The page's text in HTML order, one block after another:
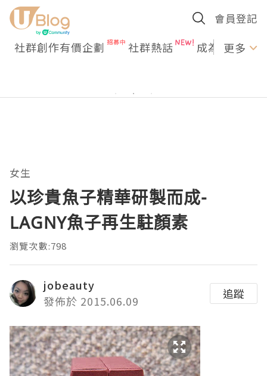
會員登記
社群創作有價企劃 社群熱話 成為U更多
女生
以珍貴魚子精華研製而成-
LAGNY魚子再生駐顏素
瀏覽次數:798
jobeauty
發佈於 2015.06.09
追蹤